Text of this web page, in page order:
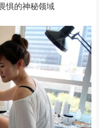
惧的神秘领域